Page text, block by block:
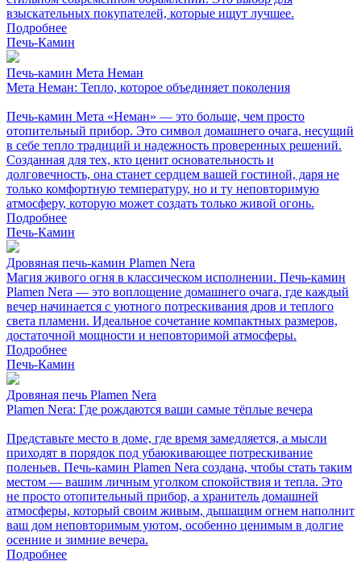
взыскательных покупателей, которые ищут лучшее.
Подробнее
Печь-Камин
Печь-камин Мета Неман
Мета Неман: Тепло, которое объединяет поколения
Печь-камин Мета «Неман» — это больше, чем просто
отопительный прибор. Это символ домашнего очага, несущий
в себе тепло традиций и надежность проверенных решений.
Созданная для тех, кто ценит основательность и
долговечность, она станет сердцем вашей гостиной, даря не
только комфортную температуру, но и ту неповторимую
атмосферу, которую может создать только живой огонь.
Подробнее
Печь-Камин
Дровяная печь-камин Plamen Nera
Магия живого огня в классическом исполнении. Печь-камин
Plamen Nera — это воплощение домашнего очага, где каждый
вечер начинается с уютного потрескивания дров и теплого
света пламени. Идеальное сочетание компактных размеров,
достаточной мощности и неповторимой атмосферы.
Подробнее
Печь-Камин
Дровяная печь Plamen Nera
Plamen Nera: Где рождаются ваши самые тёплые вечера
Представьте место в доме, где время замедляется, а мысли
приходят в порядок под убаюкивающее потрескивание
поленьев. Печь-камин Plamen Nera создана, чтобы стать таким
местом — вашим личным уголком спокойствия и тепла. Это
не просто отопительный прибор, а хранитель домашней
атмосферы, который своим живым, дышащим огнем наполнит
ваш дом неповторимым уютом, особенно ценимым в долгие
осенние и зимние вечера.
Подробнее